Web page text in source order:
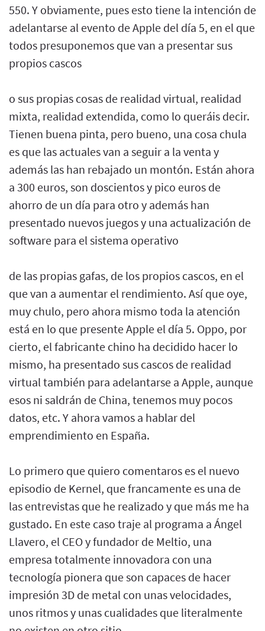
550. Y obviamente, pues esto tiene la intención de
adelantarse al evento de Apple del día 5, en el que
todos presuponemos que van a presentar sus
propios cascos
o sus propias cosas de realidad virtual, realidad
mixta, realidad extendida, como lo queráis decir.
Tienen buena pinta, pero bueno, una cosa chula
es que las actuales van a seguir a la venta y
además las han rebajado un montón. Están ahora
a 300 euros, son doscientos y pico euros de
ahorro de un día para otro y además han
presentado nuevos juegos y una actualización de
software para el sistema operativo
de las propias gafas, de los propios cascos, en el
que van a aumentar el rendimiento. Así que oye,
muy chulo, pero ahora mismo toda la atención
está en lo que presente Apple el día 5. Oppo, por
cierto, el fabricante chino ha decidido hacer lo
mismo, ha presentado sus cascos de realidad
virtual también para adelantarse a Apple, aunque
esos ni saldrán de China, tenemos muy pocos
datos, etc. Y ahora vamos a hablar del
emprendimiento en España.
Lo primero que quiero comentaros es el nuevo
episodio de Kernel, que francamente es una de
las entrevistas que he realizado y que más me ha
gustado. En este caso traje al programa a Ángel
Llavero, el CEO y fundador de Meltio, una
empresa totalmente innovadora con una
tecnología pionera que son capaces de hacer
impresión 3D de metal con unas velocidades,
unos ritmos y unas cualidades que literalmente